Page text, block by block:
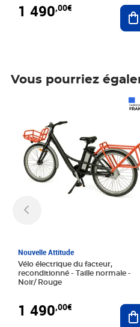
1 490,00€
Vous pourriez
Nouvelle Attitude
Vélo électrique du facteur,
reconditionné - Taille normale -
Noir/ Rouge
1 490,00€